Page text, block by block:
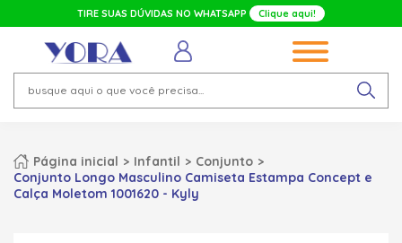
TIRE SUAS DÚVIDAS NO WHATSAPP Clique aqui!
Página inicial Infantil
Conjunto
Conjunto Longo Masculino Camiseta Estampa Concept e
Calça Moletom 1001620 - Kyly